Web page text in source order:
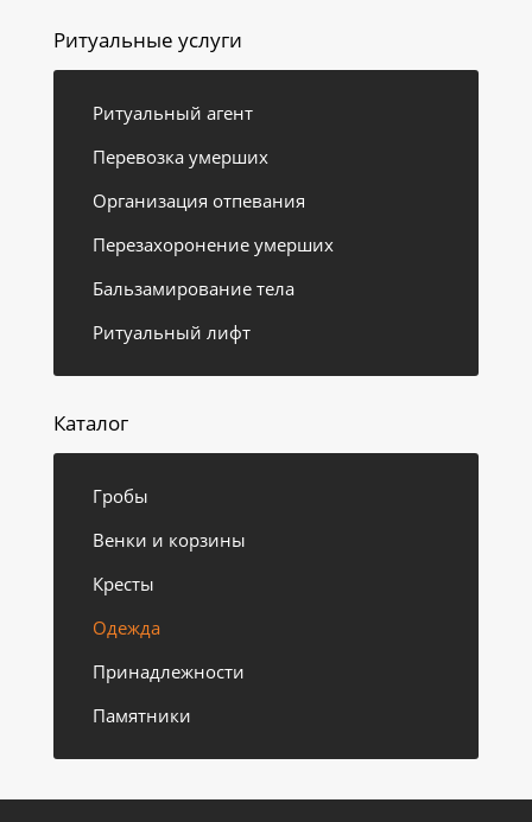
Ритуальные услуги
Ритуальный агент
Перевозка умерших
Организация отпевания
Перезахоронение умерших
Бальзамирование тела
Ритуальный лифт
Каталог
Гробы
Венки и корзины
Кресты
Одежда
Принадлежности
Памятники